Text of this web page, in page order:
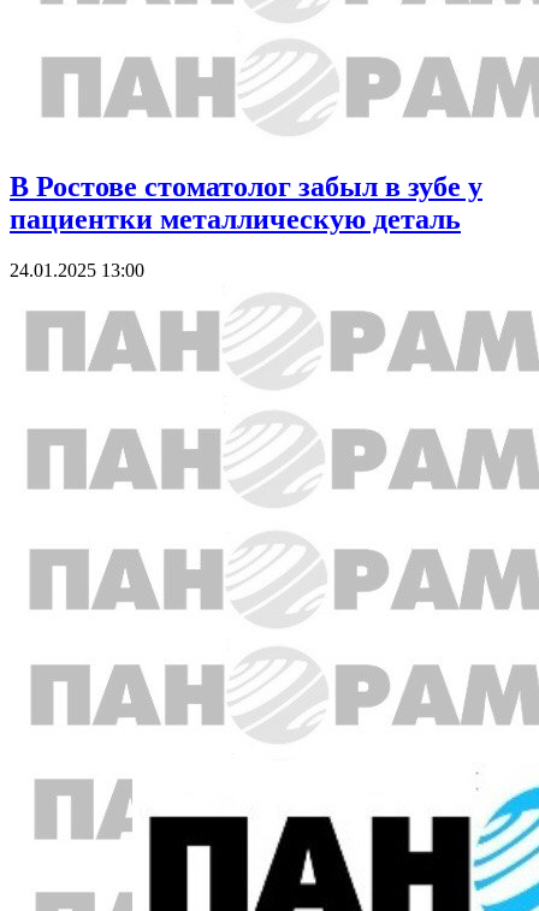
В Ростове стоматолог забыл в зубе у
пациентки металлическую деталь
24.01.2025 13:00